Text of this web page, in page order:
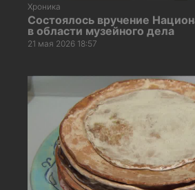
Хроника
Состоялось вручение
в области музейного дела
21 мая 2026 18:57